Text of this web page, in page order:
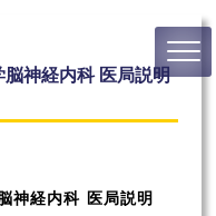
神経内科 医局説明
経内科 医局説明